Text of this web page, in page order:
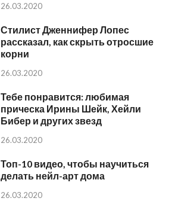
26.03.2020
Стилист Дженнифер Лопес
рассказал, как скрыть отросшие
корни
26.03.2020
Тебе понравится: любимая
прическа Ирины Шейк, Хейли
Бибер и других звезд
26.03.2020
Топ-10 видео, чтобы научиться
делать нейл-арт дома
26.03.2020